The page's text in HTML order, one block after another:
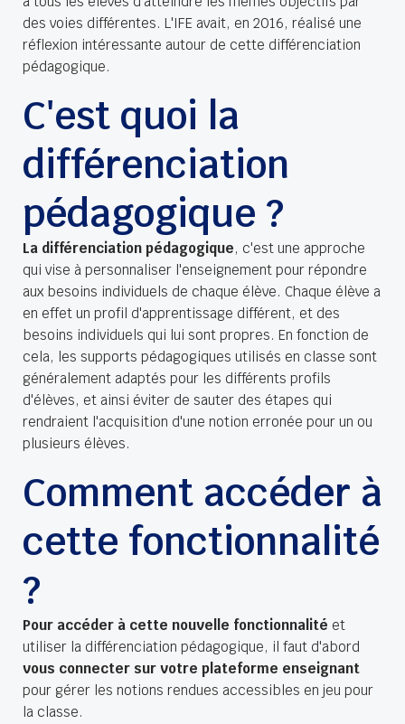
des voies différentes. L'IFE avait, en 2016, réalisé une
réflexion intéressante autour de cette différenciation
pédagogique.
C'est quoi la
différenciation
pédagogique ?
La différenciation pédagogique, c'est une approche
qui vise à personnaliser l'enseignement pour répondre
aux besoins individuels de chaque élève. Chaque élève a
en effet un profil d'apprentissage différent, et des
besoins individuels qui lui sont propres. En fonction de
cela, les supports pédagogiques utilisés en classe sont
généralement adaptés pour les différents profils
d'élèves, et ainsi éviter de sauter des étapes qui
rendraient l'acquisition d'une notion erronée pour un ou
plusieurs élèves.
Comment accéder à
cette fonctionnalité
?
Pour accéder à cette nouvelle fonctionnalité et
utiliser la différenciation pédagogique, il faut d'abord
vous connecter sur votre plateforme enseignant
pour gérer les notions rendues accessibles en jeu pour
la classe.